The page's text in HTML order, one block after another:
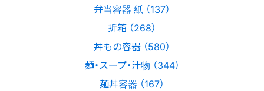
弁当容器 紙 （137）
折箱 （268）
丼もの容器 （580）
麺・スープ・汁物 （344）
麺丼容器 （167）